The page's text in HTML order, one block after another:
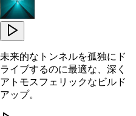
未来的なトンネルを孤独にド
ライブするのに最適な、深く
アトモスフェリックなビルド
アップ。